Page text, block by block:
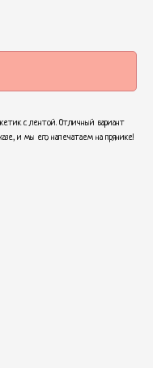
с лентой. Отличный вариант
и мы его напечатаем на прянике!